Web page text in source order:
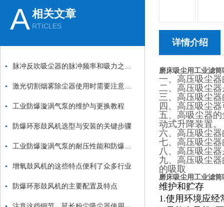
A相关文章
RTICLES
工业防爆漩涡气泵的维护与更换教程
防爆环形鼓风机选型与安装的关键步骤
增氧鼓风机的这些特点便利了众多行业
防爆环形鼓风机的主要配置及特点
详情介绍
磨床吸尘用工业滤筒
一、高压吸尘
二、高压吸尘
三、高压吸尘
四、高压吸尘
五、高吸尘器
动式升降装置。
六、高压吸尘
七、高压吸尘
八、高压吸尘
九、高压吸尘
的吸取
磨床吸尘用工业滤筒
维护和贮存
1.使用环境应经